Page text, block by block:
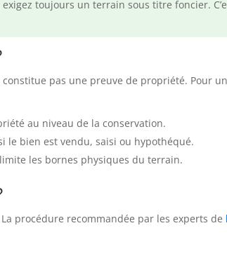
toujours un terrain sous titre foncier.
constitue pas une preuve de propriété. Pour
au niveau de la conservation.
le bien est vendu, saisi ou hypothéqué.
les bornes physiques du terrain.
procédure recommandée par les experts de